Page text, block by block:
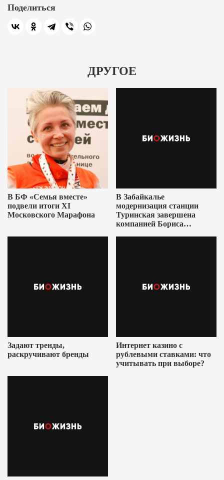
Поделиться
ДРУГОЕ
В БФ «Семья вместе»
подвели итоги XI
Московского Марафона
В Забайкалье
модернизация станции
Туринская завершена
компанией Бориса
Задают тренды,
раскручивают бренды
Интернет казино с
рублевыми ставками: что
учитывать при выборе?